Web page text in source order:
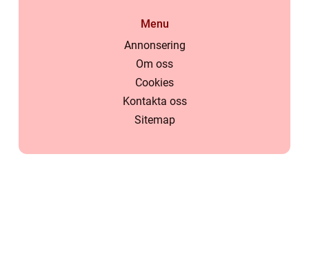
Menu
Annonsering
Om oss
Cookies
Kontakta oss
Sitemap